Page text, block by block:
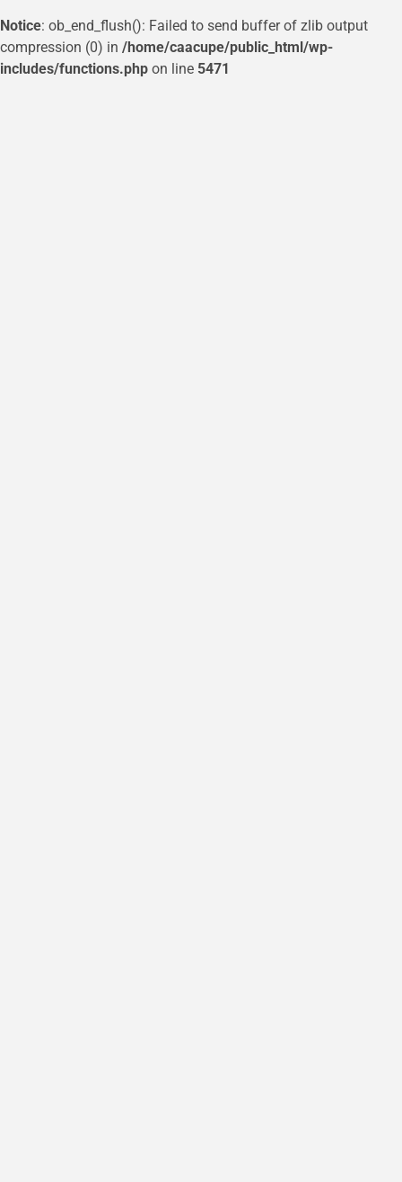
Notice: ob_end_flush(): Failed to send buffer of zlib output
compression (0) in /home/caacupe/public_html/wp-
includes/functions.php on line 5471